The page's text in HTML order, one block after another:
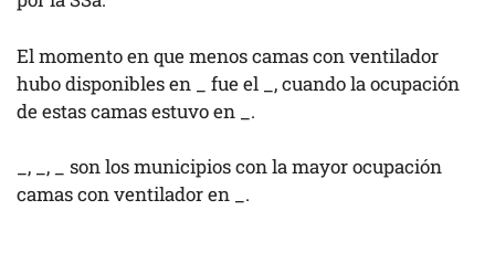
El momento en que menos camas con ventilador
hubo disponibles en
fue el
, cuando la ocupación
de estas camas estuvo en
.
, ,
son los municipios con la mayor ocupación
camas con ventilador en
.